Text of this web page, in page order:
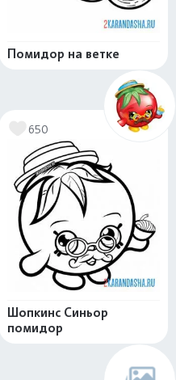
Помидор на ветке
650
Шопкинс Синьор
помидор